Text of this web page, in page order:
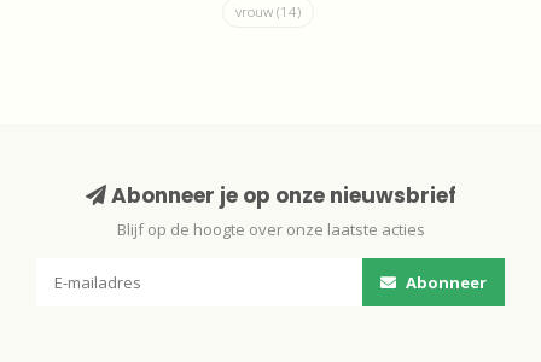
vrouw (14)
Abonneer je op onze nieuwsbrief
Blijf op de hoogte over onze laatste acties
Abonneer